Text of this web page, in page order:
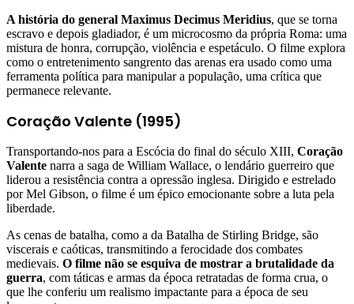
A história do general Maximus Decimus Meridius, que se torna
escravo e depois gladiador, é um microcosmo da própria Roma: uma
mistura de honra, corrupção, violência e espetáculo. O filme explora
como o entretenimento sangrento das arenas era usado como uma
ferramenta política para manipular a população, uma crítica que
permanece relevante.
Coração Valente (1995)
Transportando-nos para a Escócia do final do século XIII, Coração
Valente narra a saga de William Wallace, o lendário guerreiro que
liderou a resistência contra a opressão inglesa. Dirigido e estrelado
por Mel Gibson, o filme é um épico emocionante sobre a luta pela
liberdade.
As cenas de batalha, como a da Batalha de Stirling Bridge, são
viscerais e caóticas, transmitindo a ferocidade dos combates
medievais. O filme não se esquiva de mostrar a brutalidade da
guerra, com táticas e armas da época retratadas de forma crua, o
que lhe conferiu um realismo impactante para a época de seu